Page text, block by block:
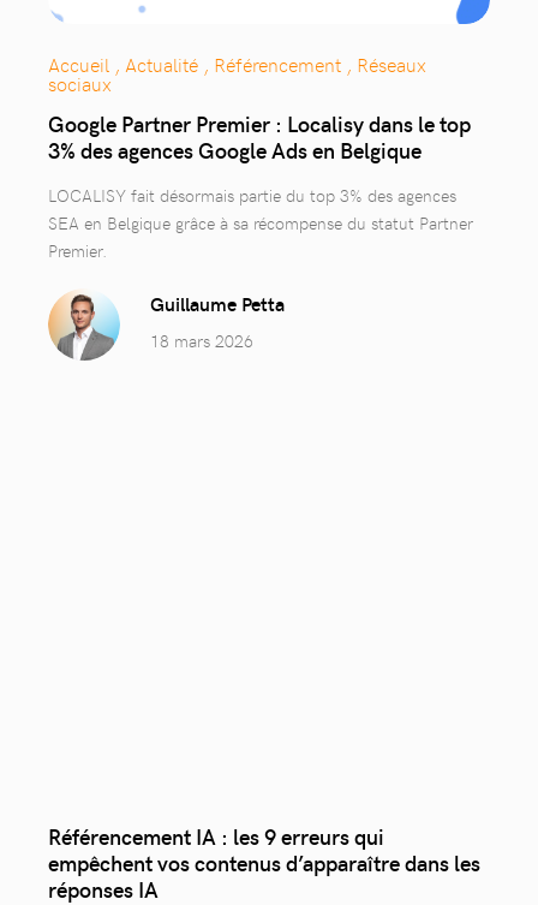
Accueil , Actualité , Référencement , Réseaux
sociaux
Google Partner Premier : Localisy dans le top
3% des agences Google Ads en Belgique
LOCALISY fait désormais partie du top 3% des agences
SEA en Belgique grâce à sa récompense du statut Partner
Premier.
Guillaume Petta
18 mars 2026
Référencement IA : les 9 erreurs qui
empêchent vos contenus d’apparaître dans les
réponses IA